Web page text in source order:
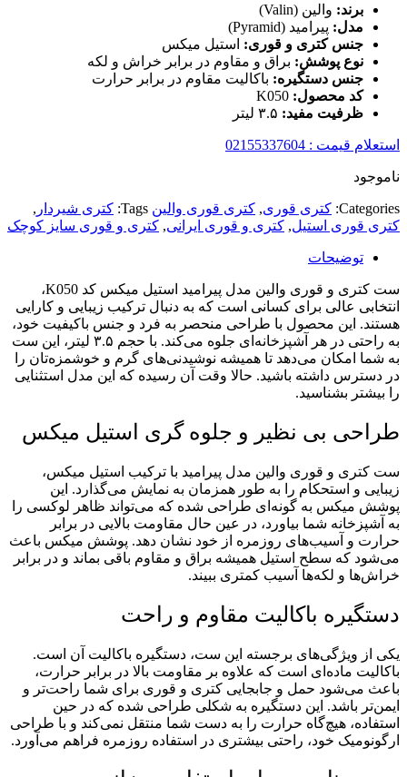
بود.
برند: والین (Valin)
مدل: پیرامید (Pyramid)
جنس کتری و قوری: استیل میکس
نوع پوشش: براق و مقاوم در برابر خراش و لکه
جنس دستگیره: باکالیت مقاوم در برابر حرارت
کد محصول:
ظرفیت مفید:
استعلام قیمت : 02155337604
ناموجود
Categories: کتری قوری, کتری قوری والین Tags: کتری شیردار ,
کتری قوری استیل, کتری و قوری ایرانی, کتری و قوری سایز کوچک
توضیحات
ست کتری و قوری والین مدل پیرامید استیل میکس کد K050،
انتخابی عالی برای کسانی است که به دنبال ترکیب زیبایی و کارایی
هستند. این محصول با طراحی منحصر به فرد و جنس باکیفیت خود،
به راحتی در هر آشپزخانه‌ای جلوه می‌کند. با حجم ۳.۵ لیتر، این ست
به شما امکان می‌دهد تا همیشه نوشیدنی‌های گرم و خوشمزه‌تان را
در دسترس داشته باشید. حالا وقت آن رسیده که این مدل استثنایی
را بیشتر بشناسید.
طراحی بی نظیر و جلوه گری استیل میکس
ست کتری و قوری والین مدل پیرامید با ترکیب استیل میکس،
زیبایی و استحکام را به طور همزمان به نمایش می‌گذارد. این
پوشش میکس به گونه‌ای طراحی شده که می‌تواند ظاهر لوکسی را
به آشپزخانه شما بیاورد، در عین حال مقاومت بالایی در برابر
حرارت و آسیب‌های روزمره از خود نشان دهد. پوشش میکس باعث
می‌شود که سطح استیل همیشه براق و مقاوم باقی بماند و در برابر
خراش‌ها و لکه‌ها آسیب کمتری ببیند.
دستگیره باکالیت مقاوم و راحت
یکی از ویژگی‌های برجسته این ست، دستگیره باکالیت آن است.
باکالیت ماده‌ای است که علاوه بر مقاومت بالا در برابر حرارت،
باعث می‌شود حمل و جابجایی کتری و قوری برای شما راحت‌تر و
ایمن‌تر باشد. این دستگیره به شکلی طراحی شده که در حین
استفاده، هیچ‌گاه حرارت را به دست شما منتقل نمی‌کند و با طراحی
ارگونومیک خود، راحتی بیشتری در استفاده روزمره فراهم می‌آورد.